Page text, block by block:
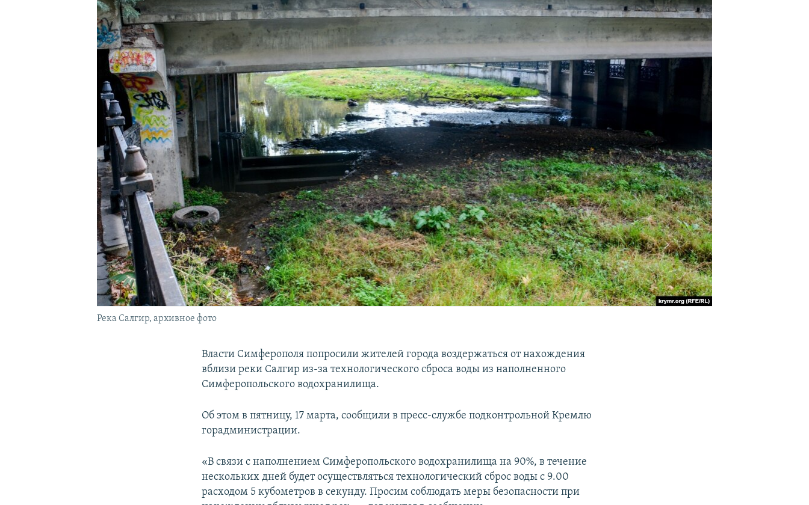
КРЫМ.НЕПОКОРЕННЫЙ
УКРАИНСКАЯ ПРОБЛЕМА КРЫМА
Река Салгир, архивное фото
Власти Симферополя попросили жителей города воздержаться от нахождения
вблизи реки Салгир из-за технологического сброса воды из наполненного
Симферопольского водохранилища.
Об этом в пятницу, 17 марта, сообщили в пресс-службе подконтрольной Кремлю
горадминистрации.
«В связи с наполнением Симферопольского водохранилища на 90%, в течение
нескольких дней будет осуществляться технологический сброс воды с 9.00
расходом 5 кубометров в секунду. Просим соблюдать меры безопасности при